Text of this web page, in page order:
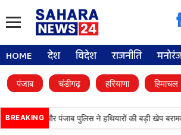
HOME देश विदेश राजनीति
पंजाब चंडीगढ़ हरियाणा हिमाचल
BREAKING
BSF और पंजाब पुलिस ने हथियारों की बड़ी खेप बरामद